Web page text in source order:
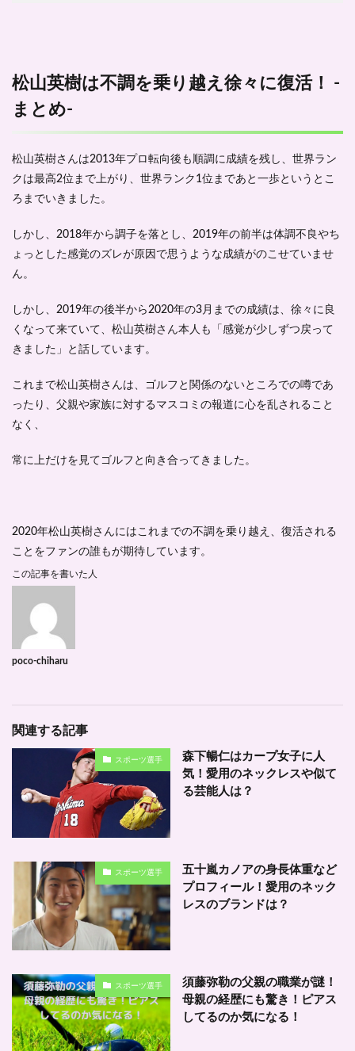
松山英樹は不調を乗り越え徐々に復活！ -
まとめ-
松山英樹さんは2013年プロ転向後も順調に成績を残し、 世界ラン
クは最高2位 まで上がり、世界ランク1位まであと一歩というとこ
ろまでいきました。
しかし、2018年から調子を落とし、 2019年の前半は体調不良やち
ょっとした感覚のズレが原因で思うような成績がのこせていませ
ん。
しかし、2019年の後半から2020年の3月までの成績は、 徐々に良
くなって来ていて、松山英樹さん本人も「感覚が少しずつ戻って
きました」と話しています。
これまで松山英樹さんは、ゴルフと関係のないところでの噂であ
ったり、父親や家族に対するマスコミの報道に心を乱されること
なく、
常に上だけを見てゴルフと向き合ってきました。
2020年松山英樹さんにはこれまでの不調を乗り越え、復活される
ことをファンの誰もが期待しています。
この記事を書いた人
poco-chiharu
関連する記事
スポーツ選手
森下暢仁はカープ女子に人
気！愛用のネックレスや似て
る芸能人は？
スポーツ選手
五十嵐カノアの身長体重など
プロフィール！愛用のネック
レスのブランドは？
スポーツ選手
須藤弥勒の父親の職業が謎！
母親の経歴にも驚き！ピアス
してるのか気になる！